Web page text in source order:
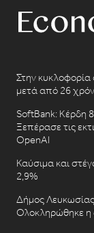
Στην κυκλοφορία
μετά από 26
SoftBank: Κέρδη
Ξεπέρασε τις
OpenAI
Καύσιμα και
2,9%
Δήμος
Ολοκληρώθηκε η